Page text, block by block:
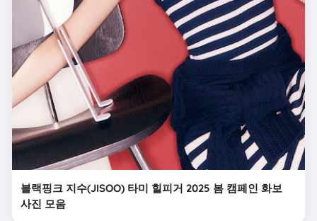
블랙핑크 지수(JISOO) 타미 힐피거 2025 봄 캠페인 화보
사진 모음